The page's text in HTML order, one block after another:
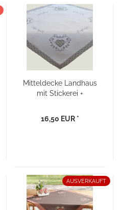
Mitteldecke Landhaus
mit Stickerei +
16,50 EUR *
AUSVERKAUFT